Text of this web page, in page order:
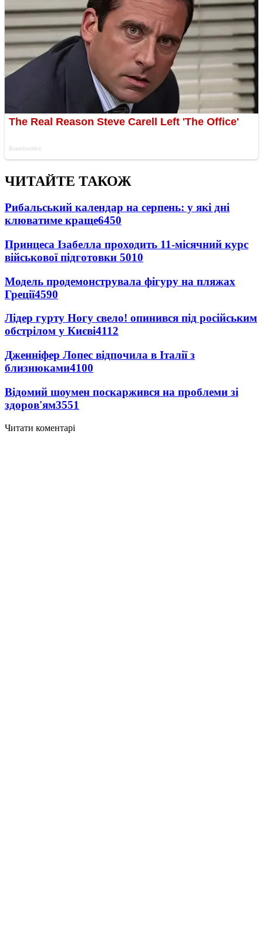
ЧИТАЙТЕ ТАКОЖ
Рибальський календар на серпень: у які дні
клюватиме краще6450
Принцеса Ізабелла проходить 11-місячний курс
військової підготовки 5010
Модель продемонструвала фігуру на пляжах
Греції4590
Лідер гурту Ногу свело! опинився під російським
обстрілом у Києві4112
Дженніфер Лопес відпочила в Італії з
близнюками4100
Відомий шоумен поскаржився на проблеми зі
здоров'ям3551
Читати коментарі